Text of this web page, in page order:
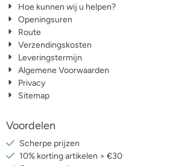
Hoe kunnen wij u helpen?
Openingsuren
Route
Verzendingskosten
Leveringstermijn
Algemene Voorwaarden
Privacy
Sitemap
Voordelen
Scherpe prijzen
10% korting artikelen > €30